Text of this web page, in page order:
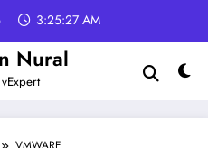
3:25:27 AM
Nural